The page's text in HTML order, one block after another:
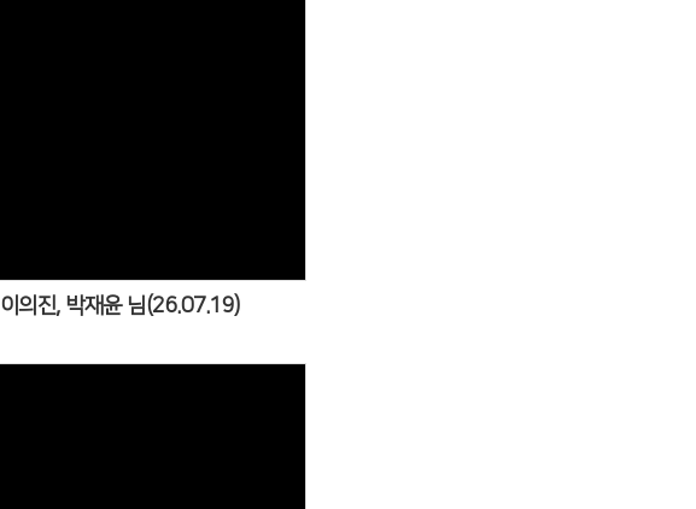
이의진, 박재윤 님(26.07.19)